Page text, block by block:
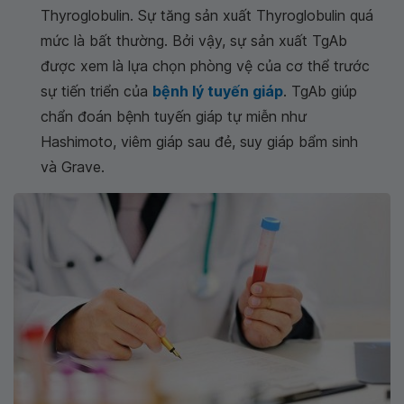
Thyroglobulin. Sự tăng sản xuất Thyroglobulin quá
mức là bất thường. Bởi vậy, sự sản xuất TgAb
được xem là lựa chọn phòng vệ của cơ thể trước
sự tiến triển của bệnh lý tuyến giáp. TgAb giúp
chẩn đoán bệnh tuyến giáp tự miễn như
Hashimoto, viêm giáp sau đẻ, suy giáp bẩm sinh
và Grave.